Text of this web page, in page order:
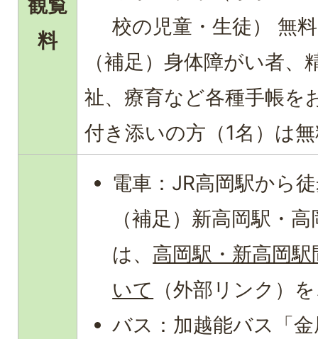
観覧
料
校の児童・生徒） 無料
（補足）身体障がい者
祉、療育など各種手帳を
付き添いの方（1名）は
電車：JR高岡駅から
（補足）新高岡駅・
は、 高岡駅・新高岡
いて
（外部リンク）
バス：加越能バス「